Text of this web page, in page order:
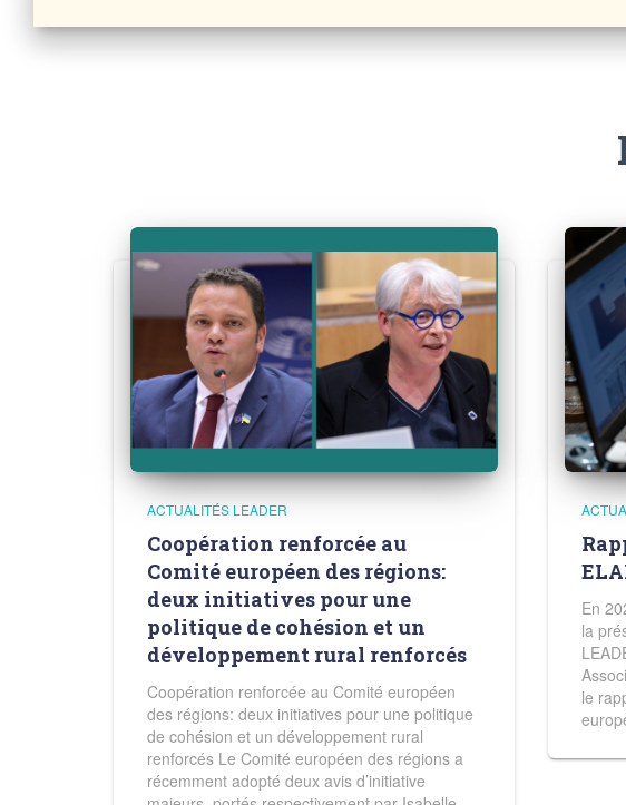
ACTUALITÉS LEADER
Coopération renforcée au
Comité européen des régions:
deux initiatives pour une
politique de cohésion et un
développement rural renforcés
Coopération renforcée au Comité européen
des régions: deux initiatives pour une politique
de cohésion et un développement rural
renforcés Le Comité européen des régions a
récemment adopté deux avis d’initiative
En
la
le